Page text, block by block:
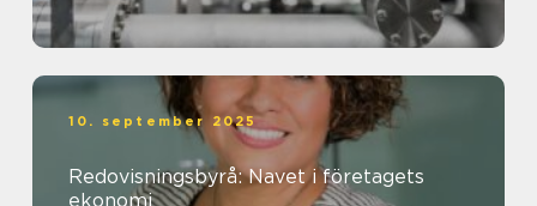
10. september 2025
Redovisningsbyrå: Navet i företagets
ekonomi